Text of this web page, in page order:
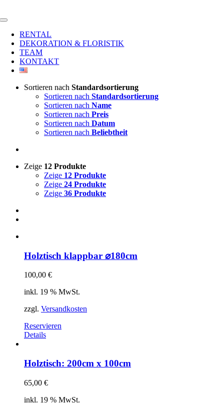
Inhalt
Toggle
NavigationRENTAL
DEKORATION & FLORISTIK
TEAM
KONTAKT
Sortieren nach Standardsortierung
Sortieren nach Standardsortierung
Sortieren nach Name
Sortieren nach Preis
Sortieren nach Datum
Sortieren nach Beliebtheit
Zeige 12 Produkte
Zeige 12 Produkte
Zeige 24 Produkte
Zeige 36 Produkte
Holztisch klappbar ⌀180cm
100,00 €
inkl. 19 % MwSt.
zzgl. Versandkosten
Reservieren
Details
Holztisch: 200cm x 100cm
65,00 €
inkl. 19 % MwSt.